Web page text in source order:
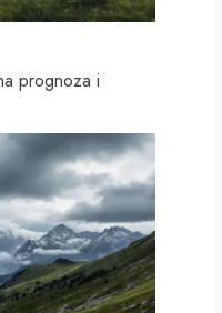
prognoza i